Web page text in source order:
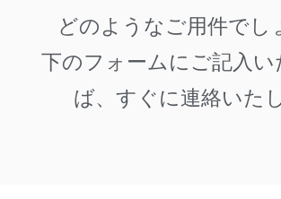
どのようなご用件でし
下のフォームにご記入
ば、すぐに連絡いた